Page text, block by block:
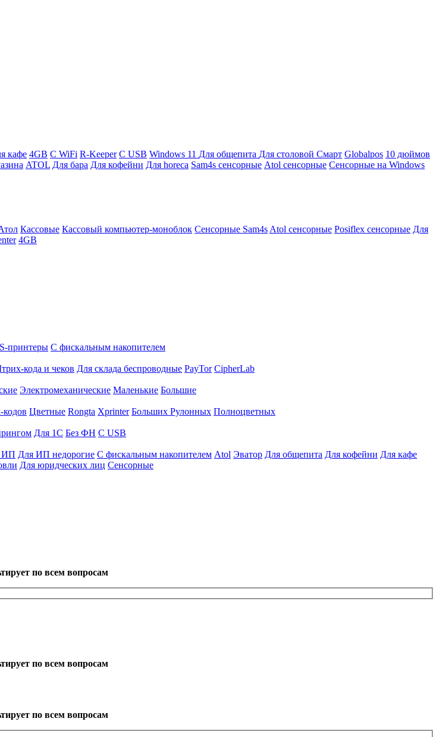
кафе 4GB С WiFi R-Keeper С USB Windows 11 Для общепита Для столовой Смарт Globalpos 10 дюймов
ATOL Для бара Для кофейни Для horeca Sam4s сенсорные Atol сенсорные Сенсорные на Windows
Кассовые Кассовый компьютер-моноблок Сенсорные Sam4s Atol сенсорные Posiflex сенсорные Для
4GB
принтеры С фискальным накопителем
кода и чеков Для склада беспроводные PayTor CipherLab
Электромеханические Маленькие Большие
кодов Цветные Rongta Xprinter Больших Рулонных Полноцветных
Для 1С Без ФН С USB
ИП Для ИП недорогие С фискальным накопителем Atol Эватор Для общепита Для кофейни Для кафе
Для юридческих лиц Сенсорные
по всем вопросам
по всем вопросам
по всем вопросам